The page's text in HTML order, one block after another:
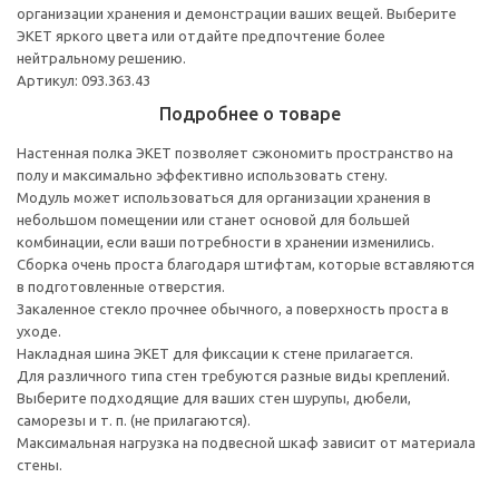
организации хранения и демонстрации ваших вещей. Выберите
ЭКЕТ яркого цвета или отдайте предпочтение более
нейтральному решению.
Артикул: 093.363.43
Подробнее о товаре
Настенная полка ЭКЕТ позволяет сэкономить пространство на
полу и максимально эффективно использовать стену.
Модуль может использоваться для организации хранения в
небольшом помещении или станет основой для большей
комбинации, если ваши потребности в хранении изменились.
Сборка очень проста благодаря штифтам, которые вставляются
в подготовленные отверстия.
Закаленное стекло прочнее обычного, а поверхность проста в
уходе.
Накладная шина ЭКЕТ для фиксации к стене прилагается.
Для различного типа стен требуются разные виды креплений.
Выберите подходящие для ваших стен шурупы, дюбели,
саморезы и т. п. (не прилагаются).
Максимальная нагрузка на подвесной шкаф зависит от материала
стены.